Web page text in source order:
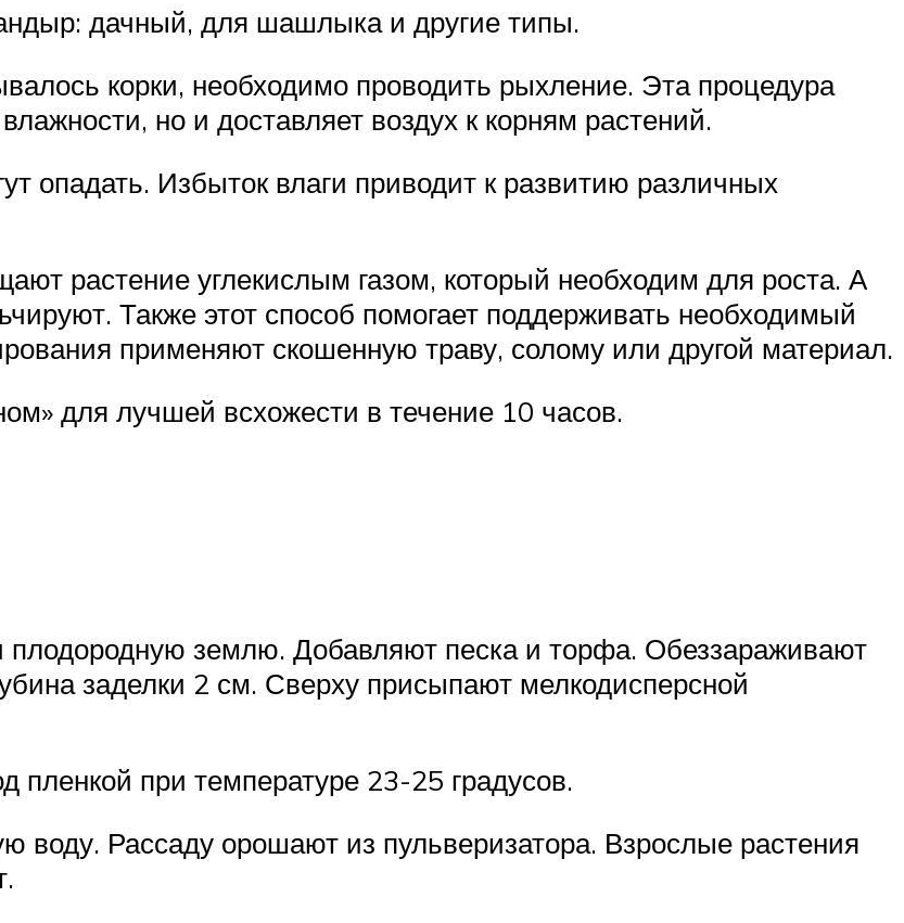
дачный, для шашлыка и другие типы.
корки, необходимо проводить рыхление. Эта процедура
но и доставляет воздух к корням растений.
опадать. Избыток влаги приводит к развитию различных
растение углекислым газом, который необходим для роста. А
Также этот способ помогает поддерживать необходимый
применяют скошенную траву, солому или другой материал.
для лучшей всхожести в течение 10 часов.
землю. Добавляют песка и торфа. Обеззараживают
заделки 2 см. Сверху присыпают мелкодисперсной
пленкой при температуре 23-25 градусов.
воду. Рассаду орошают из пульверизатора. Взрослые растения